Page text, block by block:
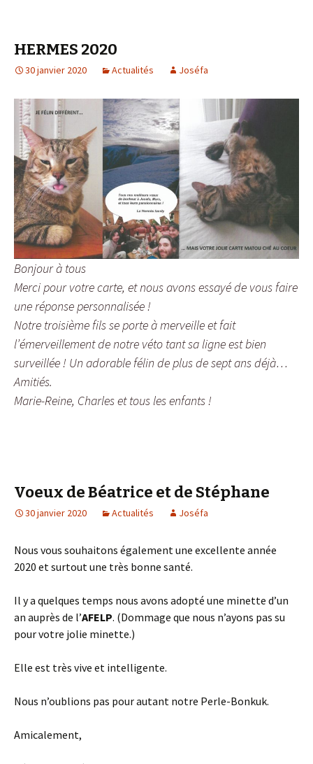
HERMES 2020
30 janvier 2020 Actualités Joséfa
Bonjour à tous
Merci pour votre carte, et nous avons essayé de vous faire
une réponse personnalisée !
Notre troisième fils se porte à merveille et fait
l’émerveillement de notre véto tant sa ligne est bien
surveillée ! Un adorable félin de plus de sept ans déjà…
Amitiés.
Marie-Reine, Charles et tous lesenfants!
Voeux de Béatrice et de Stéphane
30 janvier 2020 Actualités Joséfa
Nous vous souhaitons également une excellente année
2020 et surtout une très bonne santé.
Il y a quelques temps nous avons adopté une minette d’un
an auprès de l’AFELP. (Dommage que nous n’ayons pas su
pour votre jolie minette.)
Elle est très vive et intelligente.
Nous n’oublions pas pour autant notre Perle-Bonkuk.
Amicalement,